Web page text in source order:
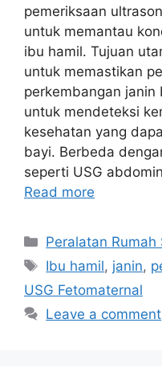
pemeriksaan
untuk memantau
ibu hamil. Tujuan
untuk memastikan
perkembangan
untuk mendeteksi
kesehatan yang
bayi. Berbeda
seperti USG
Read more
Categories
Peralatan Rumah
Tags
Ibu hamil, janin,
USG Fetomaternal
Leave a comment